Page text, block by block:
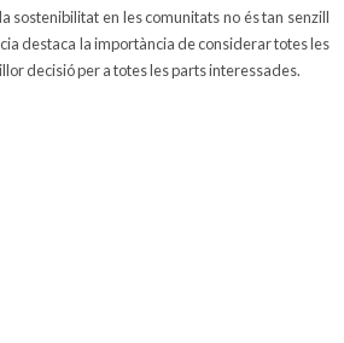
sostenibilitat en les comunitats no és tan senzill
destaca la importància de considerar totes les
decisió per a totes les parts interessades.